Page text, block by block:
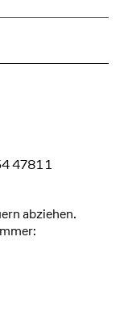
4781 1
abziehen.